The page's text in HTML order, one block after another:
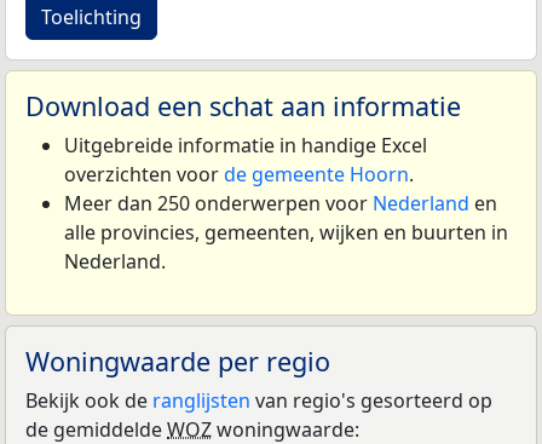
Toelichting
Download een schat aan informatie
Uitgebreide informatie in handige Excel
overzichten voorde gemeente Hoorn.
Meer dan 250 onderwerpen voor Nederland en
alle provincies, gemeenten, wijken en buurten in
Nederland.
Woningwaarde per regio
Bekijk ook de ranglijsten van regio's gesorteerd op
de gemiddeldeWOZwoningwaarde: